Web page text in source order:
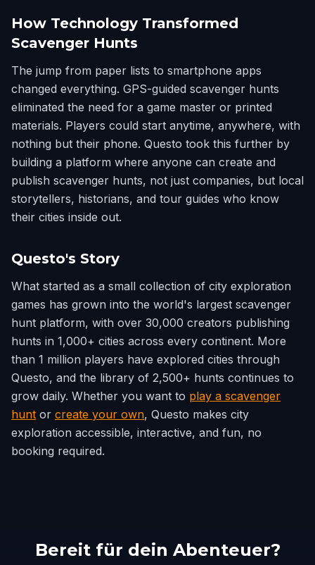
How Technology Transformed
Scavenger Hunts
The jump from paper lists to smartphone apps
changed everything. GPS-guided scavenger hunts
eliminated the need for a game master or printed
materials. Players could start anytime, anywhere, with
nothing but their phone. Questo took this further by
building a platform where anyone can create and
publish scavenger hunts, not just companies, but local
storytellers, historians, and tour guides who know
their cities inside out.
Questo's Story
What started as a small collection of city exploration
games has grown into the world's largest scavenger
hunt platform, with over 30,000 creators publishing
hunts in 1,000+ cities across every continent. More
than 1 million players have explored cities through
Questo, and the library of 2,500+ hunts continues to
grow daily. Whether you want to play a scavenger
hunt or create your own, Questo makes city
exploration accessible, interactive, and fun, no
booking required.
Bereit für dein Abenteuer?